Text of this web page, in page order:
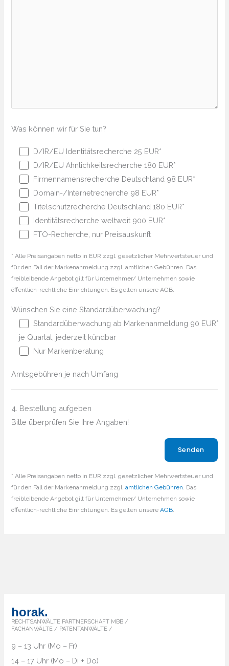
Was können wir für Sie tun?
D/IR/EU Identitätsrecherche 25 EUR*
D/IR/EU Ähnlichkeitsrecherche 180 EUR*
Firmennamensrecherche Deutschland 98 EUR*
Domain-/Internetrecherche 98 EUR*
Titelschutzrecherche Deutschland 180 EUR*
Identitätsrecherche weltweit 900 EUR*
FTO-Recherche, nur Preisauskunft
* Alle Preisangaben netto in EUR zzgl. gesetzlicher Mehrwertsteuer und
für den Fall der Markenanmeldung zzgl. amtlichen Gebühren. Das
freibleibende Angebot gilt für Unternehmer/ Unternehmen sowie
öffentlich-rechtliche Einrichtungen. Es gelten unsere AGB.
Wünschen Sie eine Standardüberwachung?
Standardüberwachung ab Markenanmeldung 90 EUR*
je Quartal, jederzeit kündbar
Nur Markenberatung
Amtsgebühren je nach Umfang
4. Bestellung aufgeben
Bitte überprüfen Sie Ihre Angaben!
* Alle Preisangaben netto in EUR zzgl. gesetzlicher Mehrwertsteuer und
für den Fall der Markenanmeldung zzgl.amtlichen Gebühren. Das
freibleibende Angebot gilt für Unternehmer/ Unternehmen sowie
öffentlich-rechtliche Einrichtungen. Es gelten unsereAGB.
horak.
RECHTSANWÄLTE PARTNERSCHAFT MBB /
FACHANWÄLTE / PATENTANWÄLTE /
9 – 13 Uhr (Mo – Fr)
14 – 17 Uhr (Mo – Di + Do)